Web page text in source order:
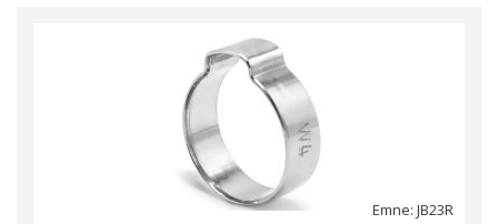
Emne: JB23R